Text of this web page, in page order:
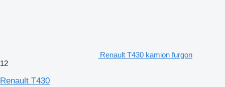
Renault T430 kamion furgon
12
Renault T430